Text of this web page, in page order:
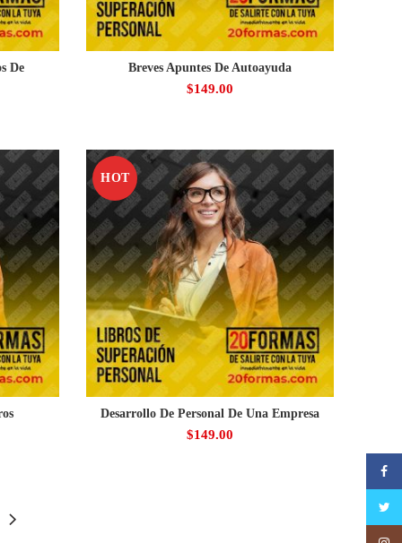
De
Breves Apuntes De Autoayuda
$149.00
HOT
Desarrollo De Personal De Una Empresa
$149.00